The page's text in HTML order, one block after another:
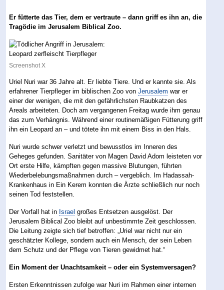
Er fütterte das Tier, dem er vertraute – dann griff es ihn an, die
Tragödie im Jerusalem Biblical Zoo.
Screenshot X
Uriel Nuri war 36 Jahre alt. Er liebte Tiere. Und er kannte sie. Als
erfahrener Tierpfleger im biblischen Zoo vonJerusalem war er
einer der wenigen, die mit den gefährlichsten Raubkatzen des
Areals arbeiteten. Doch am vergangenen Freitag wurde ihm genau
das zum Verhängnis. Während einer routinemäßigen Fütterung griff
ihn ein Leopard an – und tötete ihn mit einem Biss in den Hals.
Nuri wurde schwer verletzt und bewusstlos im Inneren des
Geheges gefunden. Sanitäter von Magen David Adom leisteten vor
Ort erste Hilfe, kämpften gegen massive Blutungen, führten
Wiederbelebungsmaßnahmen durch – vergeblich. Im Hadassah-
Krankenhaus in Ein Kerem konnten die Ärzte schließlich nur noch
seinen Tod feststellen.
Der Vorfall hat in Israel großes Entsetzen ausgelöst. Der
Jerusalem Biblical Zoo bleibt auf unbestimmte Zeit geschlossen.
Die Leitung zeigte sich tief betroffen: „Uriel war nicht nur ein
geschätzter Kollege, sondern auch ein Mensch, der sein Leben
dem Schutz und der Pflege von Tieren gewidmet hat.“
Ein Moment der Unachtsamkeit – oder ein Systemversagen?
Ersten Erkenntnissen zufolge war Nuri im Rahmen einer internen